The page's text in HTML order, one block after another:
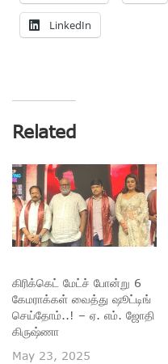
LinkedIn
Related
கிரிக்கெட் மேட்ச் போன்று 6
கேமராக்கள் வைத்து ஷூட்டிங்
செய்தோம்..! – ஏ. எம். ஜோதி
கிருஷ்ணா
May 23, 2025